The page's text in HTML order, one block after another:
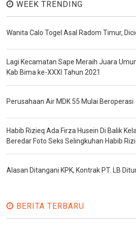
WEEK TRENDING
Wanita Calo Togel Asal Radom Timur,
Lagi Kecamatan Sape Meraih Juara
Kab Bima ke-XXXI Tahun 2021
Perusahaan Air MDK 55 Mulai Beroperasi
Habib Rizieq Ada Firza Husein Di Balik
Beredar Foto Seks Selingkuhan Habib
Alasan Ditangani KPK, Kontrak PT. LB
BERITA TERBARU